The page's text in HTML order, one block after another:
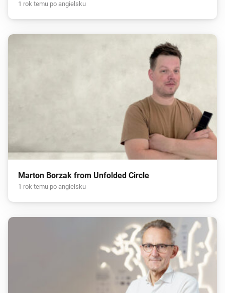
1 rok temu po angielsku
Marton Borzak from Unfolded Circle
1 rok temu po angielsku